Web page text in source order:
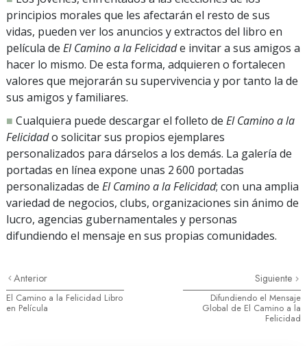
principios morales que les afectarán el resto de sus
vidas, pueden ver los anuncios y extractos del libro en
película de El Camino a la Felicidade invitar a sus amigos a
hacer lo mismo. De esta forma, adquieren o fortalecen
valores que mejorarán su supervivencia y por tanto la de
sus amigos y familiares.
■ Cualquiera puede descargar el folleto de El Camino a la
Felicidado solicitar sus propios ejemplares
personalizados para dárselos a los demás. La galería de
portadas en línea expone unas 2 600 portadas
personalizadas de El Camino a la Felicidad; con una amplia
variedad de negocios, clubs, organizaciones sin ánimo de
lucro, agencias gubernamentales y personas
difundiendo el mensaje en sus propias comunidades.
Anterior
El Camino a la Felicidad Libro
en Película
Siguiente
Difundiendo el Mensaje
Global de El Camino a la
Felicidad